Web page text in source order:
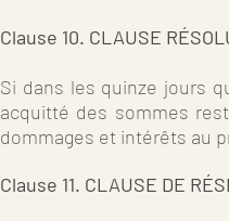
Clause 10. CLAUSE
Si dans les quinze jours
acquitté des sommes
dommages et intérêts au
Clause 11. CLAUSE DE